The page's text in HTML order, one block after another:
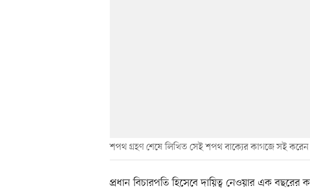
শপথ গ্রহণ শেষে লিখিত সেই শপথ বাক্যের কাগজে সই করেন
প্রধান বিচারপতি হিসেবে দায়িত্ব নেওয়ার এক